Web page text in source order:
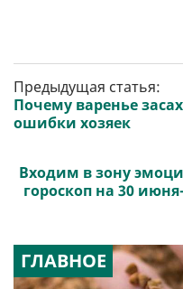
Предыдущая статья:
Почему варенье
ошибки хозяек
Входим в зону
гороскоп на 30
ГЛАВНОЕ